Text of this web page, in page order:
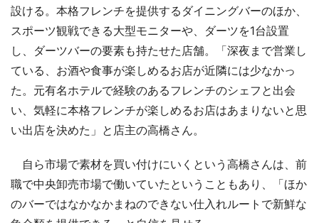
設ける。本格フレンチを提供するダイニングバーのほか、
スポーツ観戦できる大型モニターや、ダーツを1台設置
し、ダーツバーの要素も持たせた店舗。「深夜まで営業し
ている、お酒や食事が楽しめるお店が近隣には少なかっ
た。元有名ホテルで経験のあるフレンチのシェフと出会
い、気軽に本格フレンチが楽しめるお店はあまりないと思
い出店を決めた」と店主の高橋さん。
自ら市場で素材を買い付けにいくという高橋さんは、前
職で中央卸売市場で働いていたということもあり、「ほか
のバーではなかなかまねのできない仕入れルートで新鮮な